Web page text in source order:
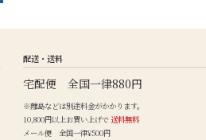
配送・送料
宅配便 全国一律880円
※離島などは別途料金がかかります。
10,800円以上お買い上げで送料無料
メール便 全国一律¥500円